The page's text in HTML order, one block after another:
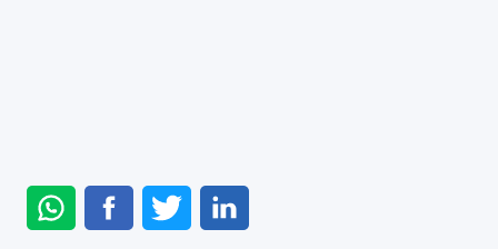
ENVIAR
NO
COMPARTILHAR
NO
COMPARTILHAR
NO